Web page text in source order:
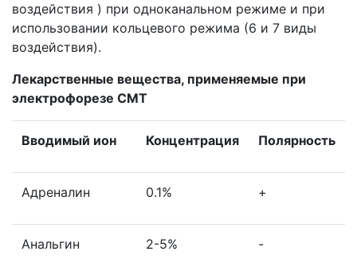
воздействия ) при одноканальном режиме и при
использовании кольцевого режима (6 и 7 виды
воздействия).
Лекарственные вещества, применяемые при
электрофорезе СМТ
Вводимый ион Концентрация Полярность
Адреналин 0.1% +
Анальгин 2-5% -